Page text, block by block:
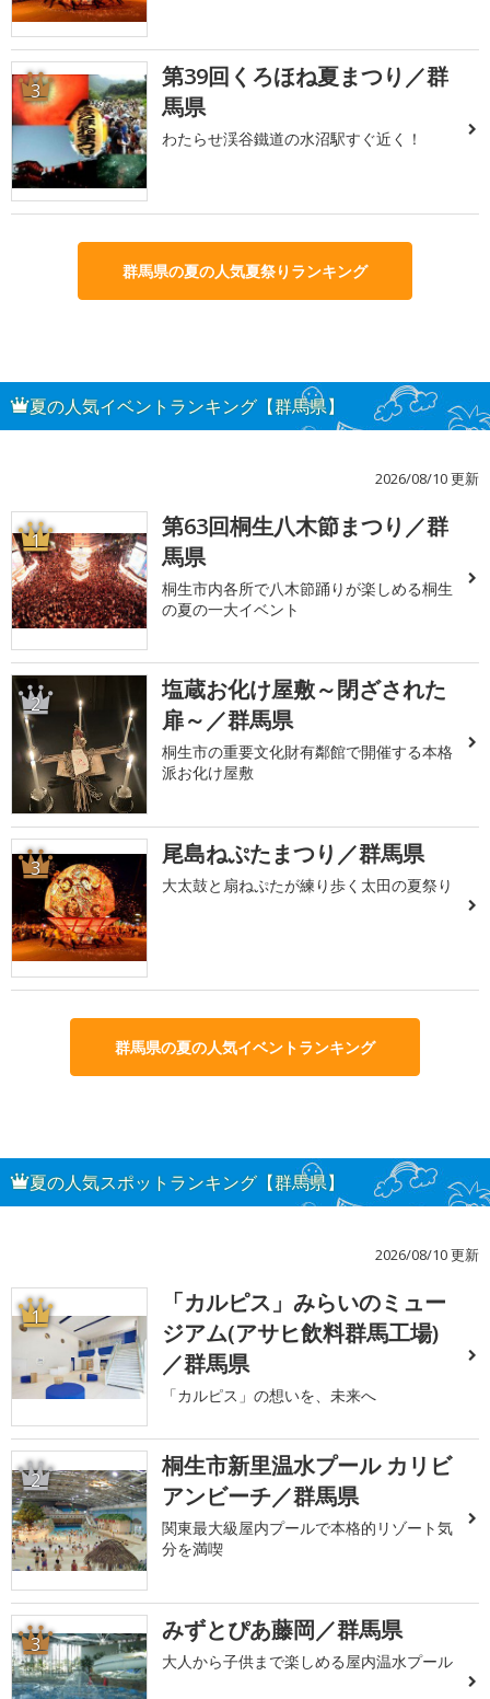
3
第39回くろほね夏まつり／群
馬県
わたらせ渓谷鐵道の水沼駅すぐ近く！
群馬県の夏の人気夏祭りランキング
夏の人気イベントランキング【群馬県】
2026/08/10 更新
1
第63回桐生八木節まつり／群
馬県
桐生市内各所で八木節踊りが楽しめる桐生
の夏の一大イベント
2
塩蔵お化け屋敷～閉ざされた
扉～／群馬県
桐生市の重要文化財有鄰館で開催する本格
派お化け屋敷
3 尾島ねぷたまつり／群馬県
大太鼓と扇ねぷたが練り歩く太田の夏祭り
群馬県の夏の人気イベントランキング
夏の人気スポットランキング【群馬県】
2026/08/10 更新
1
「カルピス」みらいのミュー
ジアム(アサヒ飲料群馬工場)
／群馬県
「カルピス」の想いを、未来へ
2
桐生市新里温水プール カリビ
アンビーチ／群馬県
関東最大級屋内プールで本格的リゾート気
分を満喫
3 みずとぴあ藤岡／群馬県
大人から子供まで楽しめる屋内温水プール